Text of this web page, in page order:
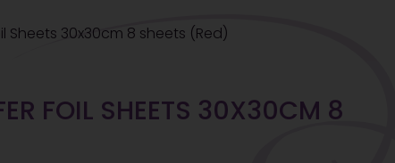
Sheets 30x30cm 8 sheets (Red)
FOIL SHEETS 30X30CM 8